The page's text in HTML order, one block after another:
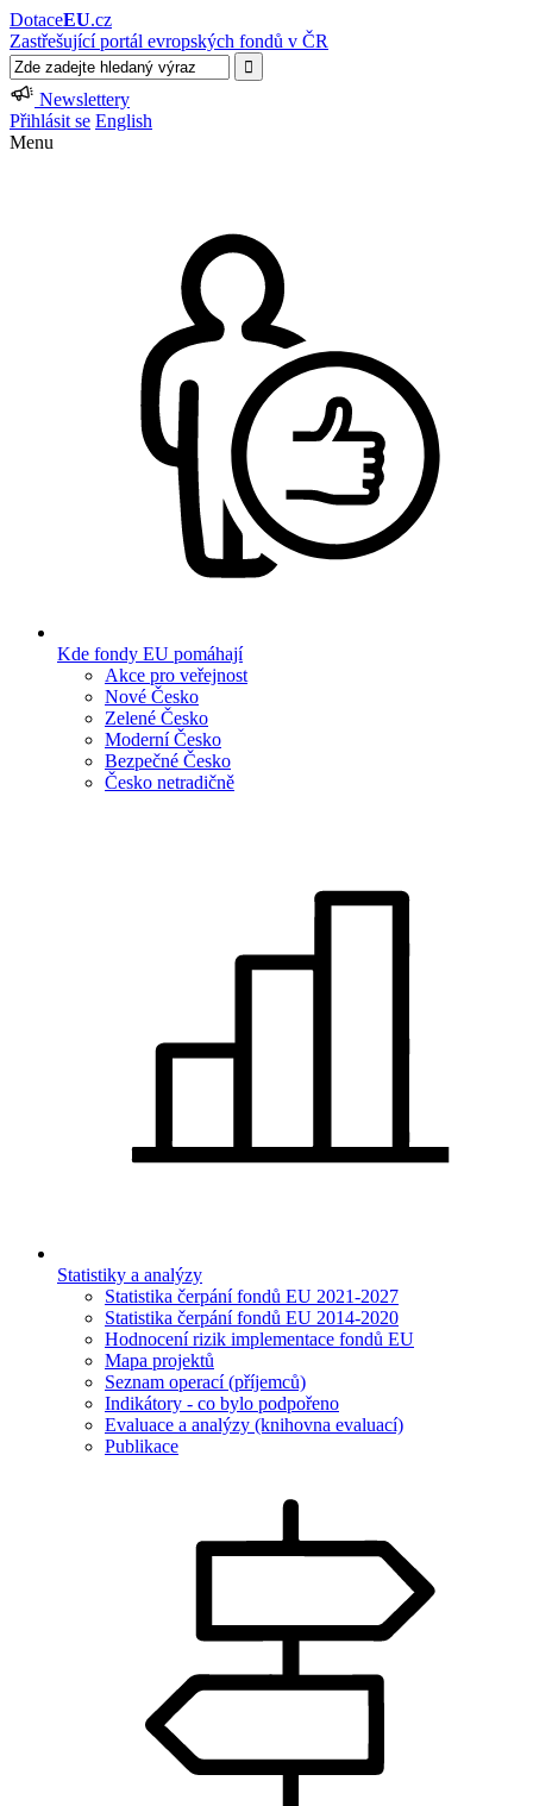
DotaceEU.cz
Zastřešující portál evropských fondů v ČR
Newslettery
Přihlásit se English
Menu
Kde fondy EU pomáhají
Akce pro veřejnost
Nové Česko
Zelené Česko
Moderní Česko
Bezpečné Česko
Česko netradičně
Statistiky a analýzy
Statistika čerpání fondů EU 2021-2027
Statistika čerpání fondů EU 2014-2020
Hodnocení rizik implementace fondů EU
Mapa projektů
Seznam operací (příjemců)
Indikátory - co bylo podpořeno
Evaluace a analýzy (knihovna evaluací)
Publikace